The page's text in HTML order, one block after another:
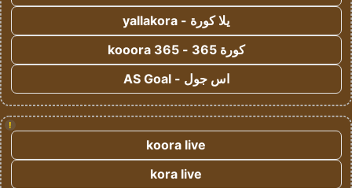
يلا كورة - yallakora
كورة 365 - kooora 365
اس جول - AS Goal
!
koora live
kora live